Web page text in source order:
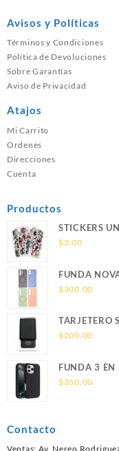
Avisos y Políticas
Términos y Condiciones
Política de Devoluciones
Sobre Garantías
Aviso de Privacidad
Atajos
Mi Carrito
Ordenes
Direcciones
Cuenta
Productos
STICKERS
$3.00
FUNDA
SOPORTE
$300.00
TARJETERO
LEATHER
$200.00
FUNDA 3 EN
S26 ULTRA
$350.00
Contacto
Ventas: Av. Nereo